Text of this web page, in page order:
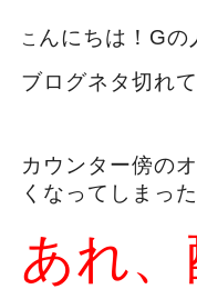
こ んにちは！Gの
ブログネタ切れ
カウンター傍の
くなってしまっ
あれ